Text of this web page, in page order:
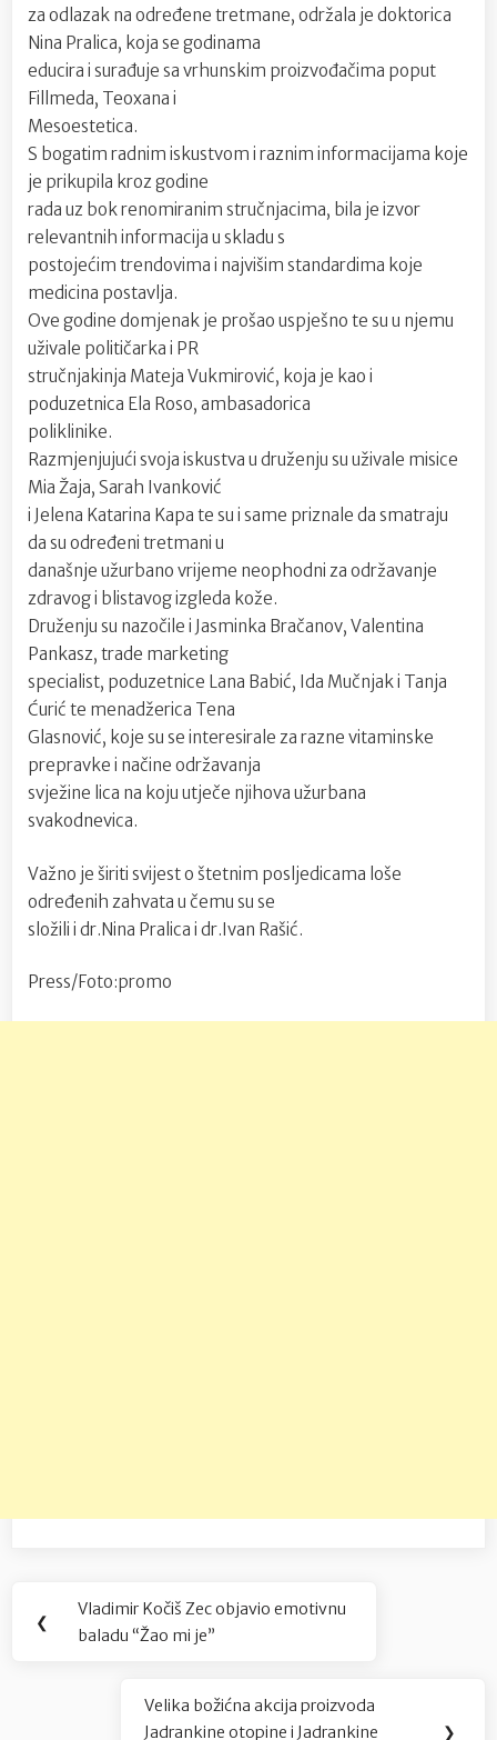
za odlazak na određene tretmane, održala je doktorica
Nina Pralica, koja se godinama
educira i surađuje sa vrhunskim proizvođačima poput
Fillmeda, Teoxana i
Mesoestetica.
S bogatim radnim iskustvom i raznim informacijama koje
je prikupila kroz godine
rada uz bok renomiranim stručnjacima, bila je izvor
relevantnih informacija u skladu s
postojećim trendovima i najvišim standardima koje
medicina postavlja.
Ove godine domjenak je prošao uspješno te su u njemu
uživale političarka i PR
stručnjakinja Mateja Vukmirović, koja je kao i
poduzetnica Ela Roso, ambasadorica
poliklinike.
Razmjenjujući svoja iskustva u druženju su uživale misice
Mia Žaja, Sarah Ivanković
i Jelena Katarina Kapa te su i same priznale da smatraju
da su određeni tretmani u
današnje užurbano vrijeme neophodni za održavanje
zdravog i blistavog izgleda kože.
Druženju su nazočile i Jasminka Bračanov, Valentina
Pankasz, trade marketing
specialist, poduzetnice Lana Babić, Ida Mučnjak i Tanja
Ćurić te menadžerica Tena
Glasnović, koje su se interesirale za razne vitaminske
prepravke i načine održavanja
svježine lica na koju utječe njihova užurbana
svakodnevica.
Važno je širiti svijest o štetnim posljedicama loše
određenih zahvata u čemu su se
složili i dr.Nina Pralica i dr.Ivan Rašić.
Press/Foto:promo
Navigacija
objava
❮
Previous
Post:
Vladimir Kočiš Zec objavio emotivnu
baladu “Žao mi je”
Next
Velika božićna akcija proizvoda
Jadrankine otopine i Jadrankine
❯